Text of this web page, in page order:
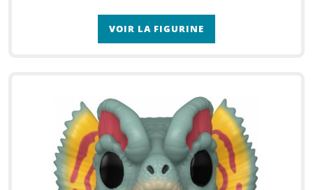
VOIR LA FIGURINE